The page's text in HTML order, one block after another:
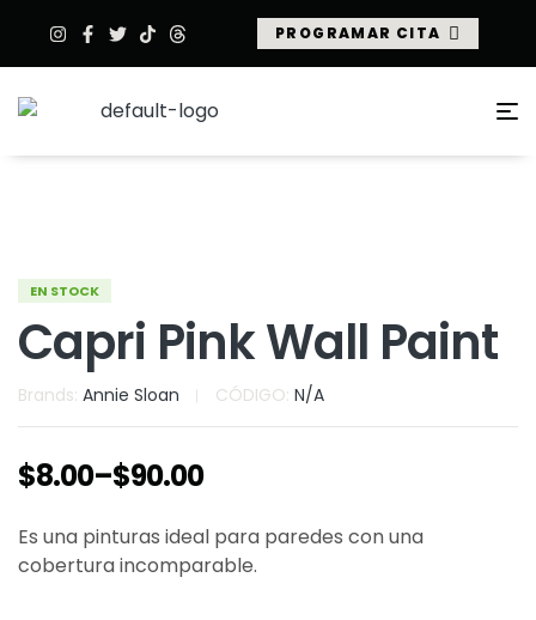
PROGRAMAR CITA
EN STOCK
Capri Pink Wall Paint
Brands: Annie Sloan CÓDIGO: N/A
$8.00–$90.00
Es una pinturas ideal para paredes con una
cobertura incomparable.